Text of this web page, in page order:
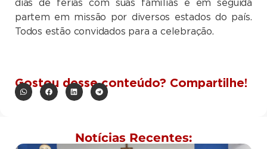
dias de férias com suas famílias e em seguida
partem em missão por diversos estados do país.
Todos estão convidados para a celebração.
Gostou desse conteúdo? Compartilhe!
Notícias Recentes: